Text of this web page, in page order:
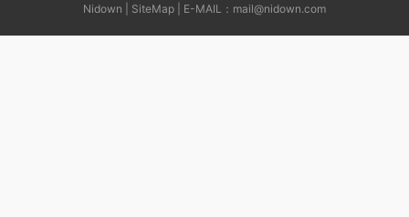
Nidown
SiteMap | E-MAIL： mail@nidown.com